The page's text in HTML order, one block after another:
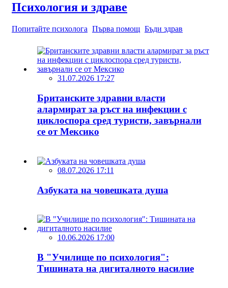
Психология и здраве
Попитайте психолога Първа помощ Бъди здрав
31.07.2026 17:27
Британските здравни власти
алармират за ръст на инфекции с
циклоспора сред туристи, завърнали
се от Мексико
08.07.2026 17:11
Азбуката на човешката душа
10.06.2026 17:00
В "Училище по психология":
Тишината на дигиталното насилие